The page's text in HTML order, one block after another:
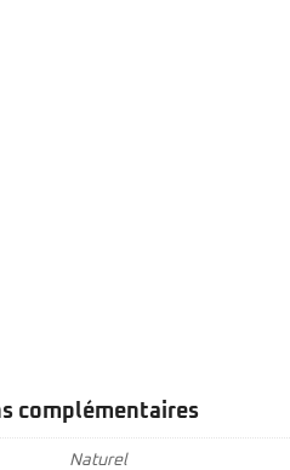
complémentaires
Naturel